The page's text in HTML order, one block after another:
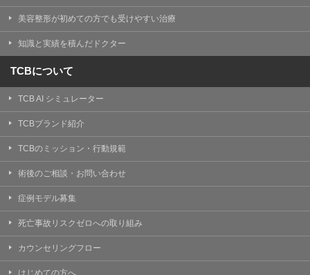
美容整形が初めての方でも受けやすい治療
知識と実績を積んだドクター
TCBについて
TCB AI シミュレーター
TCBブランド紹介
TCBのミッション・行動規範
術後のご相談・お問い合わせ
症例モデル募集
死亡事故リスクゼロへの取り組み
カウンセリングフロー